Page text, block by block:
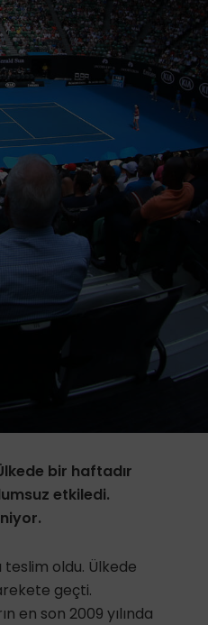
bir haftadır
etkiledi.
teslim oldu. Ülkede
geçti.
en son 2009 yılında